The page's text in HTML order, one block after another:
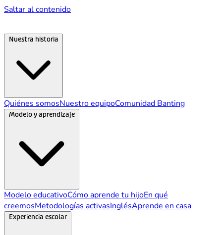
Saltar al contenido
Quiénes somosNuestro equipoComunidad Banting
Modelo y aprendizaje
Modelo educativoCómo aprende tu hijoEn qué
creemosMetodologías activasInglésAprende en casa
Experiencia escolar